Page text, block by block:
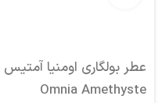
Omnia Amethyste